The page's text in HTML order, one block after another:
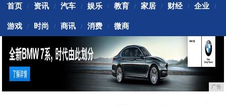
首页 / 资讯 / 汽车 / 娱乐 / 教育 / 家居 / 财经 / 企业 /
游戏 / 时尚 / 商讯 / 消费 / 微商
广告